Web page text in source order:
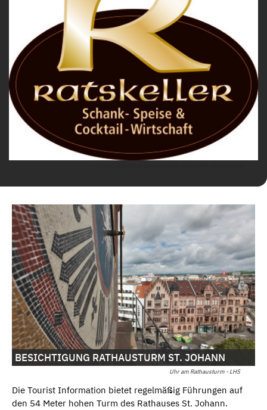
Uhr am Rathausturm - LHS
BESICHTIGUNG RATHAUSTURM ST. JOHANN
Die Tourist Information bietet regelmäßig Führungen auf
den 54 Meter hohen Turm des Rathauses St. Johann.